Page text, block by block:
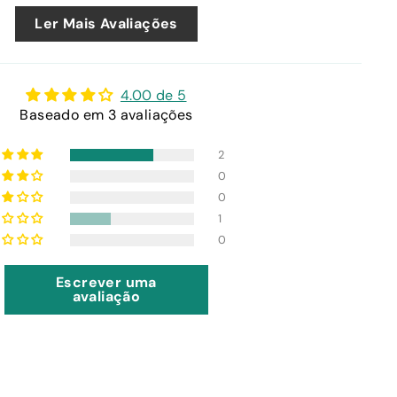
falar ao
que
corta a
efectuar
Ler Mais Avaliações
4.00 de 5
Baseado em 3 avaliações
2
0
0
1
0
Escrever uma
avaliação